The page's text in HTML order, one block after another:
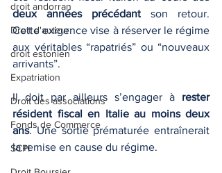
droit andorran
Droit d'auteur
droit estonien
Expatriation
Droit des associations
Fonds de Commerce
SCPI
deux années précédant son retour.
Cette exigence vise à réserver le régime
aux véritables “rapatriés” ou “nouveaux
arrivants”.
Il doit par ailleurs s’engager à rester
résident fiscal en Italie au moins deux
ans. Une sortie prématurée entraînerait
la remise en cause du régime.